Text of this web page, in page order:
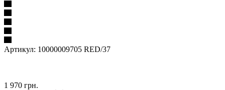
Артикул: 10000009705 RED/37
1 970 грн.